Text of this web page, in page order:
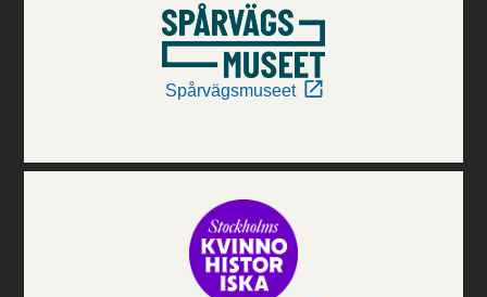
Spårvägsmuseet